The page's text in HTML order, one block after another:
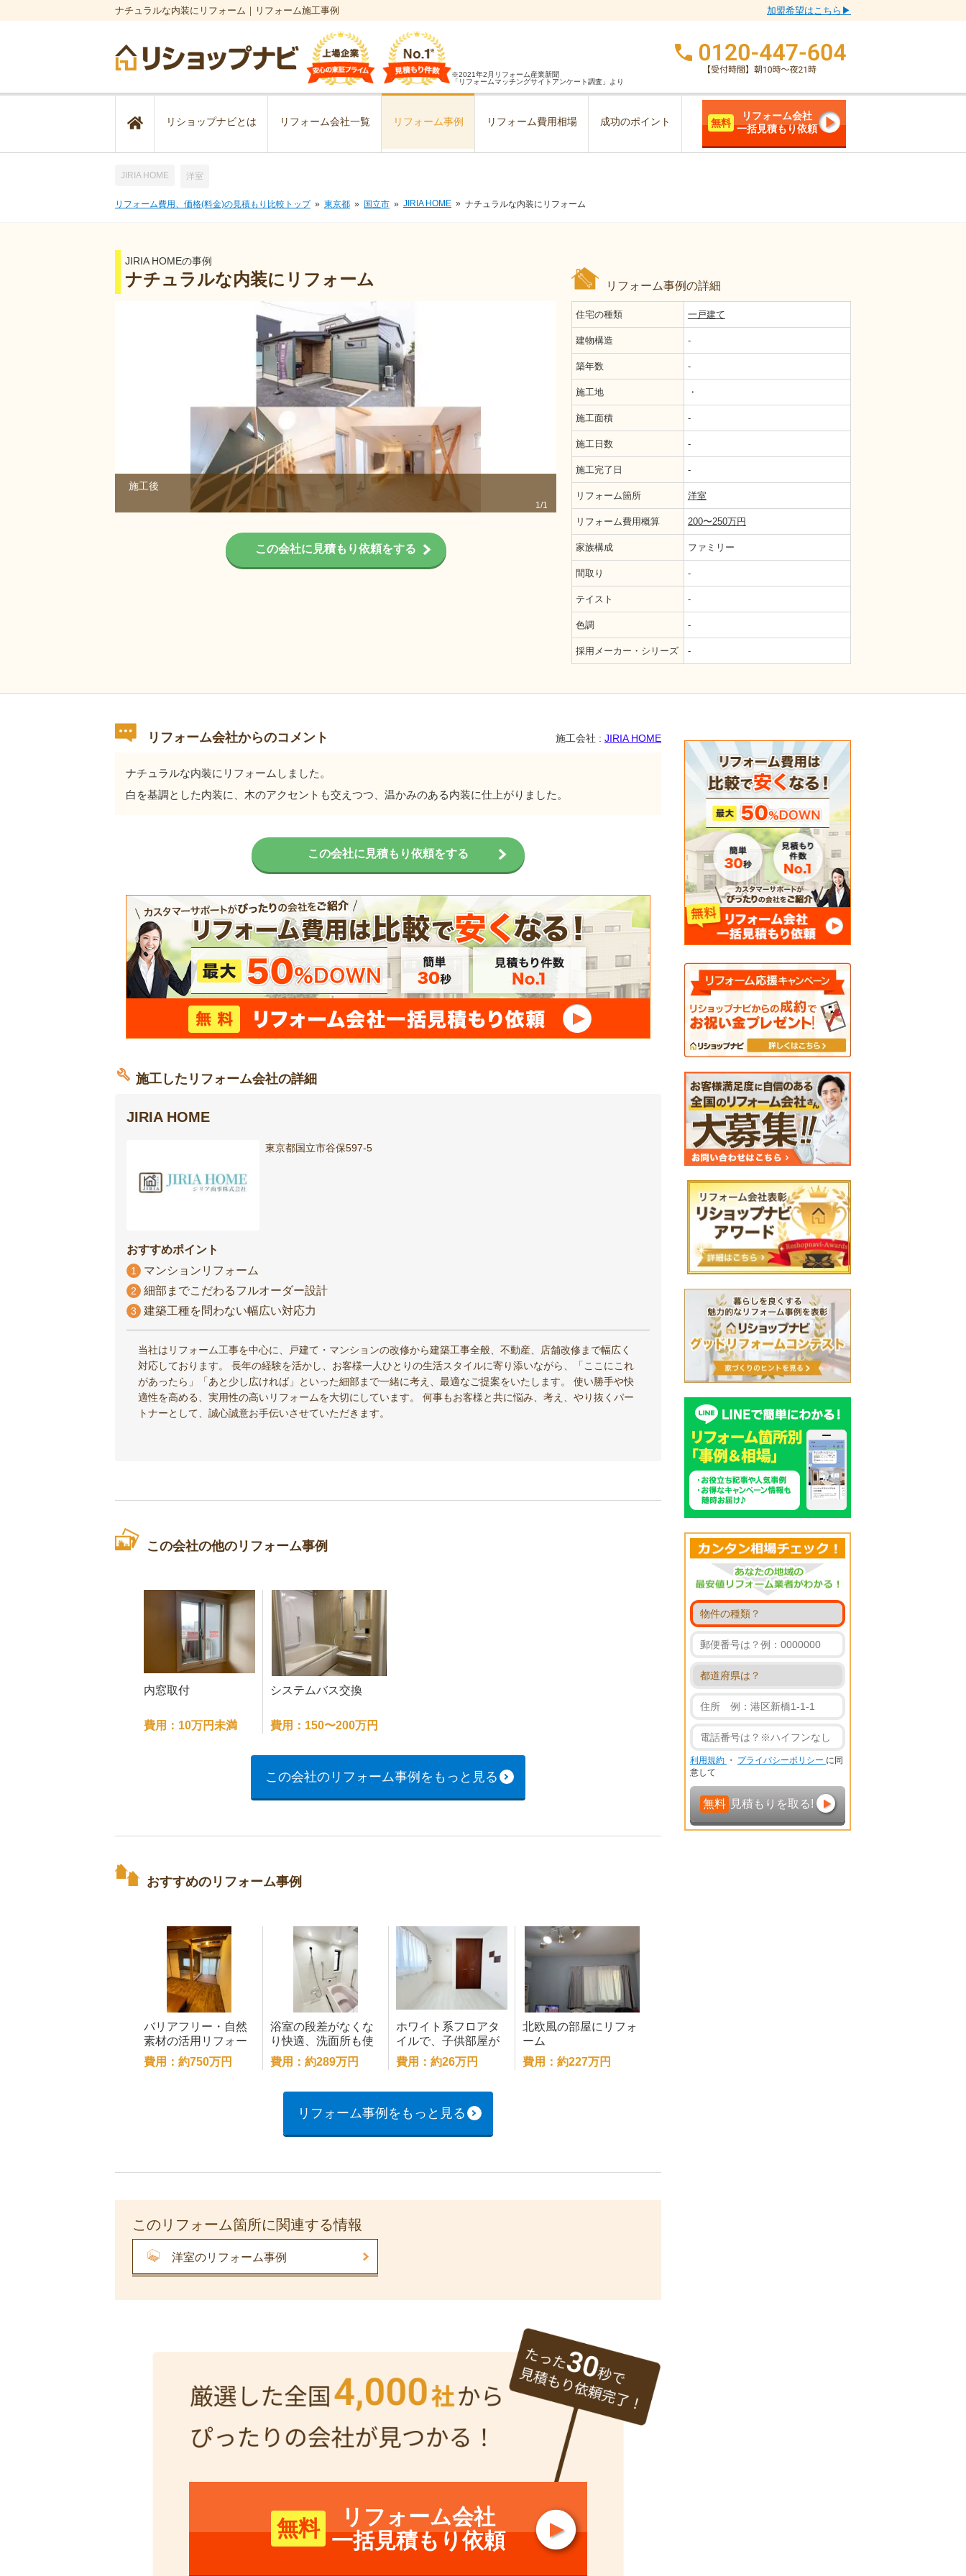
ナチュラルな内装にリフォーム｜リフォーム施工事例 加盟希望はこちら▶
※2021年2月リフォーム産業新聞
「リフォームマッチングサイトアンケート調査」より
リショップナビとは リフォーム会社一覧 リフォーム事例 リフォーム費用相場 成功のポイント 無料
リフォーム会社
一括見積もり依頼
JIRIA HOME 洋室
リフォーム費用、価格(料金)の見積もり比較トップ 東京都 国立市 JIRIA HOME ナチュラルな内装にリフォーム
JIRIA HOMEの事例
ナチュラルな内装にリフォーム リフォーム事例の詳細
施工後
1/1
施工後
この会社に見積もり依頼をする
住宅の種類 一戸建て
建物構造 -
築年数 -
施工地 ・
施工面積 -
施工日数 -
施工完了日 -
リフォーム箇所 洋室
リフォーム費用概算 200〜250万円
家族構成 ファミリー
間取り -
テイスト -
色調 -
採用メーカー・シリーズ -
リフォーム会社からのコメント 施工会社 : JIRIA HOME
ナチュラルな内装にリフォームしました。
白を基調とした内装に、木のアクセントも交えつつ、温かみのある内装に仕上がりました。
この会社に見積もり依頼をする
施工したリフォーム会社の詳細
JIRIA HOME
東京都国立市谷保597-5
おすすめポイント
1 マンションリフォーム
2 細部までこだわるフルオーダー設計
3 建築工種を問わない幅広い対応力
当社はリフォーム工事を中心に、戸建て・マンションの改修から建築工事全般、不動産、店舗改修まで幅広く
対応しております。 長年の経験を活かし、お客様一人ひとりの生活スタイルに寄り添いながら、「ここにこれ
があったら」「あと少し広ければ」といった細部まで一緒に考え、最適なご提案をいたします。 使い勝手や快
適性を高める、実用性の高いリフォームを大切にしています。 何事もお客様と共に悩み、考え、やり抜くパー
トナーとして、誠心誠意お手伝いさせていただきます。
この会社の他のリフォーム事例
内窓取付
費用：10万円未満
システムバス交換
費用：150〜200万円
この会社のリフォーム事例をもっと見る
おすすめのリフォーム事例
バリアフリー・自然
素材の活用リフォー
ム
費用：約750万円
浴室の段差がなくな
り快適、洗面所も使
い勝手も良く満足で
す🎵
費用：約289万円
ホワイト系フロアタ
イルで、子供部屋が
ぐっと明るく🎵
費用：約26万円
北欧風の部屋にリフォ
ーム
費用：約227万円
リフォーム事例をもっと見る
このリフォーム箇所に関連する情報
洋室のリフォーム事例
無料
リフォーム会社
一括見積もり依頼
利用規約 ・ プライバシーポリシー に同
意して
無料 見積もりを取る!